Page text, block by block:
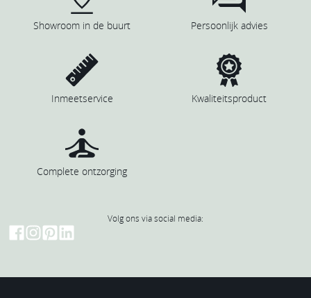
Showroom in de buurt Persoonlijk advies
Inmeet­service Kwaliteits­product
Complete ontzorging
Volg ons via social media: